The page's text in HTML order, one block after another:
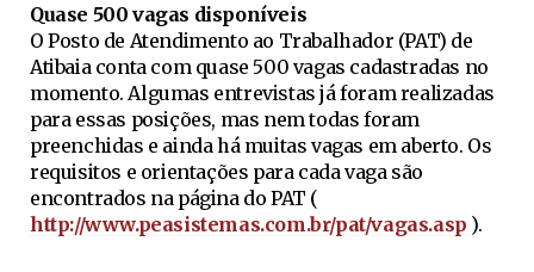
Quase 500 vagas disponíveis
O Posto de Atendimento ao Trabalhador (PAT) de
Atibaia conta com quase 500 vagas cadastradas no
momento. Algumas entrevistas já foram realizadas
para essas posições, mas nem todas foram
preenchidas e ainda há muitas vagas em aberto. Os
requisitos e orientações para cada vaga são
encontrados na página do PAT (
http://www.peasistemas.com.br/pat/vagas.asp ).